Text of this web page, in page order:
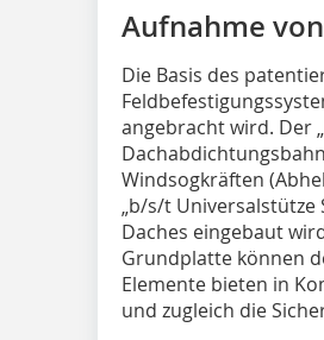
Aufnahme
Die Basis des
angebracht wird. Der
Windsogkräften
„b/s/t Universalstütze
Daches eingebaut
Grundplatte können
Elemente bieten in
und zugleich die